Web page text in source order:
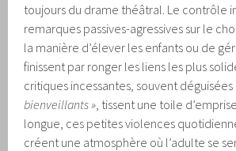
toujours du drame théâtral. Le contrôle
remarques passives-agressives sur le
la manière d’élever les enfants ou de
finissent par ronger les liens les plus
critiques incessantes, souvent
bienveillants » , tissent une toile
longue, ces petites violences
créent une atmosphère où l’adulte se